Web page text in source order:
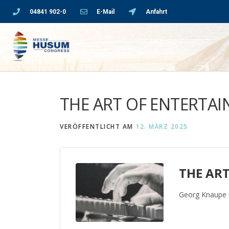
04841 902-0 E-Mail Anfahrt
THE ART OF
VERÖFFENTLICHT AM 12. MÄRZ 2025
THE
Georg Knaupe